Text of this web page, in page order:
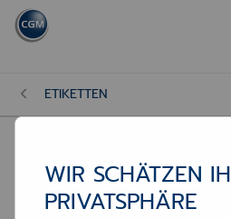
ETIKETTEN
WIR SCHÄTZEN
PRIVATSPHÄRE